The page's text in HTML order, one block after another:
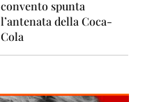
convento spunta
l’antenata della Coca-
Cola